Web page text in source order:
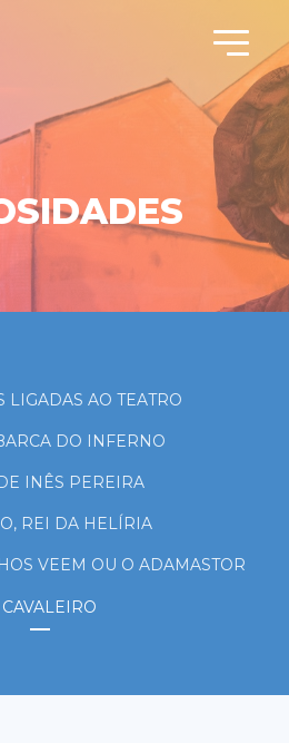
LIGADAS AO TEATRO
DO INFERNO
INÊS PEREIRA
REI DA HELÍRIA
VEEM OU O ADAMASTOR